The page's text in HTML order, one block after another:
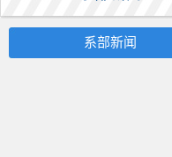
系部新闻